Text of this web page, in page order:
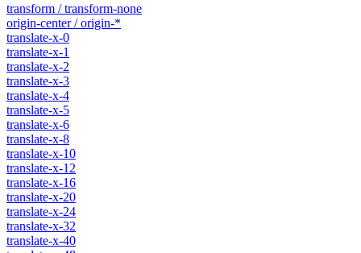
transform / transform-none
origin-center / origin-*
translate-x-0
translate-x-1
translate-x-2
translate-x-3
translate-x-4
translate-x-5
translate-x-6
translate-x-8
translate-x-10
translate-x-12
translate-x-16
translate-x-20
translate-x-24
translate-x-32
translate-x-40